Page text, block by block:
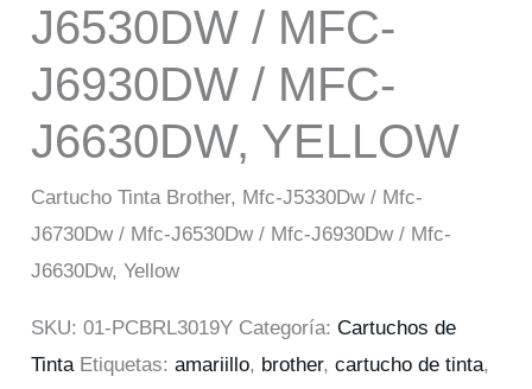
J6530DW / MFC-
J6930DW / MFC-
J6630DW, YELLOW
Cartucho Tinta Brother, Mfc-J5330Dw / Mfc-
J6730Dw / Mfc-J6530Dw / Mfc-J6930Dw / Mfc-
J6630Dw, Yellow
SKU:01-PCBRL3019Y Categoría:Cartuchos de
Tinta Etiquetas:amariillo, brother,cartucho de tinta,